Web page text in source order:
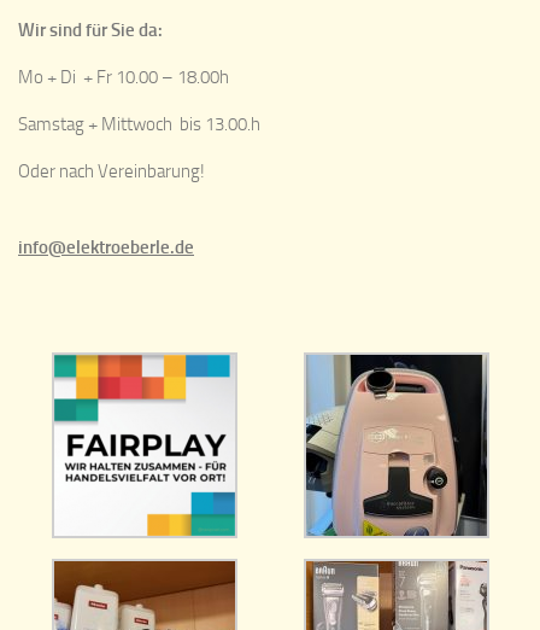
Wir sind für Sie da:
Mo + Di + Fr 10.00 – 18.00h
Samstag + Mittwoch bis 13.00.h
Oder nach Vereinbarung!
info@elektroeberle.de